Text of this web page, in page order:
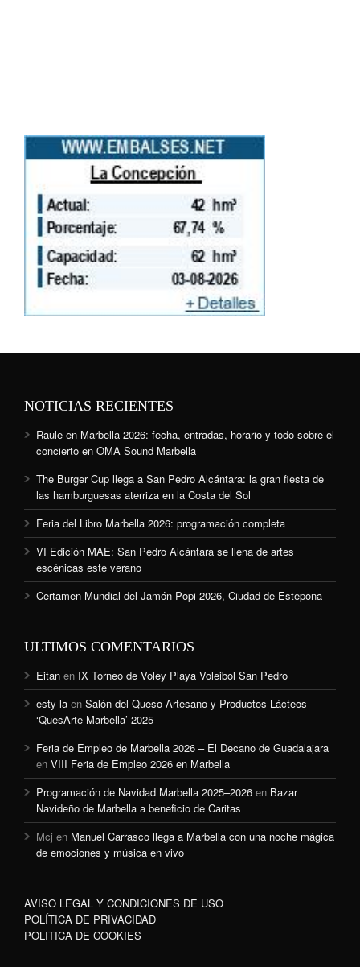
NOTICIAS RECIENTES
Raule en Marbella 2026: fecha, entradas, horario y todo sobre el
concierto en OMA Sound Marbella
The Burger Cup llega a San Pedro Alcántara: la gran fiesta de
las hamburguesas aterriza en la Costa del Sol
Feria del Libro Marbella 2026: programación completa
VI Edición MAE: San Pedro Alcántara se llena de artes
escénicas este verano
Certamen Mundial del Jamón Popi 2026, Ciudad de Estepona
ULTIMOS COMENTARIOS
Eitan en IX Torneo de Voley Playa Voleibol San Pedro
esty la en Salón del Queso Artesano y Productos Lácteos
‘QuesArte Marbella’ 2025
Feria de Empleo de Marbella 2026 – El Decano de Guadalajara
en VIII Feria de Empleo 2026 en Marbella
Programación de Navidad Marbella 2025–2026 en Bazar
Navideño de Marbella a beneficio de Caritas
Mcj en Manuel Carrasco llega a Marbella con una noche mágica
de emociones y música en vivo
AVISO LEGAL Y CONDICIONES DE USO
POLÍTICA DE PRIVACIDAD
POLITICA DE COOKIES